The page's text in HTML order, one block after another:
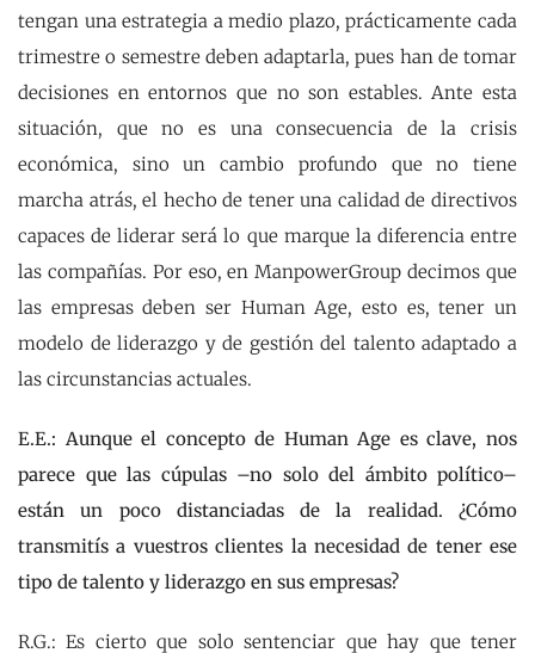
tengan una estrategia a medio plazo, prácticamente cada
trimestre o semestre deben adaptarla, pues han de tomar
decisiones en entornos que no son estables. Ante esta
situación, que no es una consecuencia de la crisis
económica, sino un cambio profundo que no tiene
marcha atrás, el hecho de tener una calidad de directivos
capaces de liderar será lo que marque la diferencia entre
las compañías. Por eso, en ManpowerGroup decimos que
las empresas deben ser Human Age, esto es, tener un
modelo de liderazgo y de gestión del talento adaptado a
las circunstancias actuales.
E.E.: Aunque el concepto de Human Age es clave, nos
parece que las cúpulas –no solo del ámbito político–
están un poco distanciadas de la realidad. ¿Cómo
transmitís a vuestros clientes la necesidad de tener ese
tipo de talento y liderazgo en sus empresas?
R.G.: Es cierto que solo sentenciar que hay que tener